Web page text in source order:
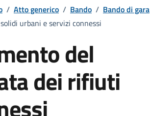
/ Atto generico / Bando / Bando di gara
urbani e servizi connessi
del
dei rifiuti